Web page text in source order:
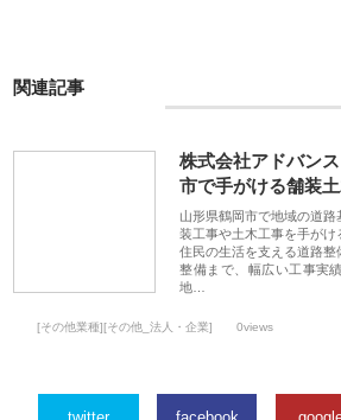
関連記事
株式会社アドバン
市で手がける舗装
山形県鶴岡市で地域の道
装工事や土木工事を手が
住民の生活を支える道路
整備まで、幅広い工事実
地…
[その他業種][その他_法人・企業] 0views